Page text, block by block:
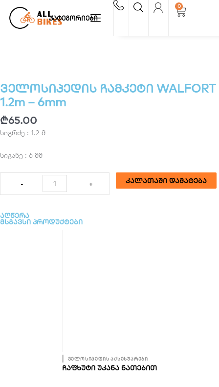
content
კატეგორიები
0
Cart
ველოსიპედის ჩამკეტი WALFORT
1.2m – 6mm
₾65.00
სიგრძე : 1.2 მ
სიგანე : 6 მმ
-
რაოდენობა:
ველოსიპედის
1.2m
+ კალათაში დამატება
აღწერა
მსგავსი პროდუქტები
ველოსიპედის აქსესუარები
ᲩᲐᲤᲮᲣᲢᲘ ᲣᲙᲐᲜᲐ ᲜᲐᲗᲔᲑᲘᲗ